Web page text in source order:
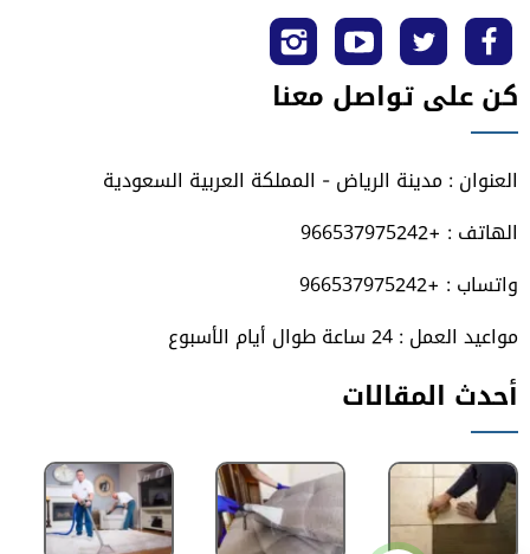
تابعنا
على
فيسبوك
تابعنا
على
تويتر
تابعنا
على
يوتيوب
تابعنا
على
انستجرام
كن على تواصل معنا
العنوان : مدينة الرياض - المملكة العربية السعودية
الهاتف : +966537975242
واتساب : +966537975242
مواعيد العمل : 24 ساعة طوال أيام الأسبوع
أحدث المقالات